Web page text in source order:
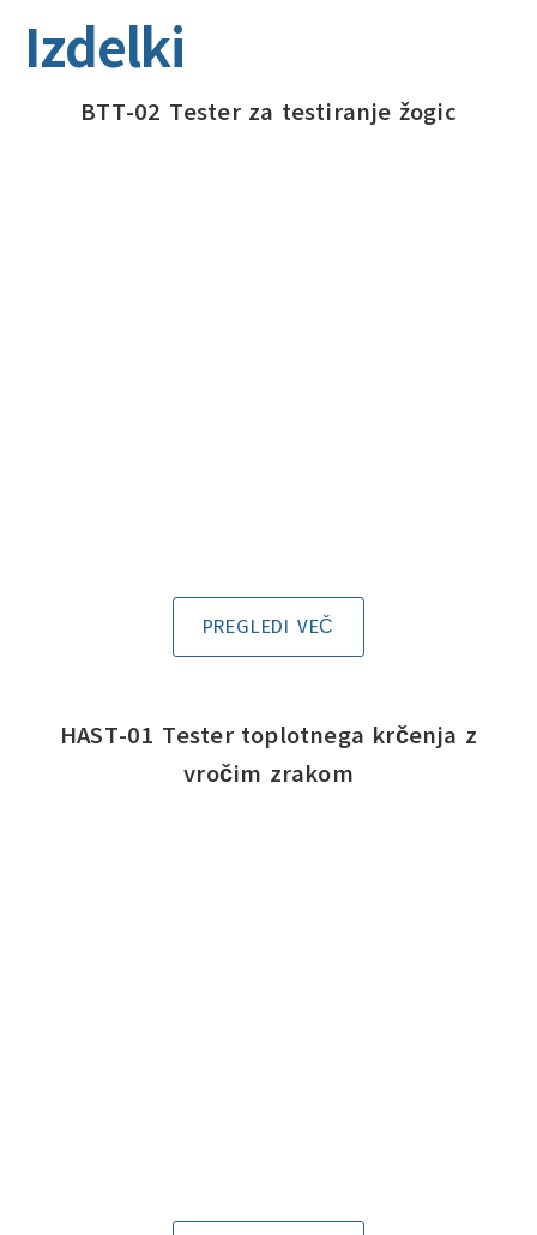
Izdelki
BTT-02 Tester za testiranje žogic
PREGLEDI VEČ
HAST-01 Tester toplotnega krčenja z
vročim zrakom